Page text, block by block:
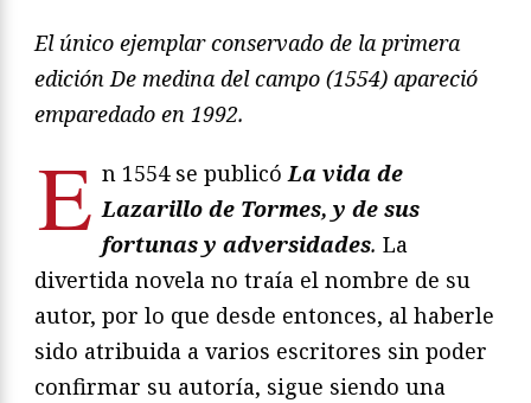
El único ejemplar conservado de la primera
edición De medina del campo (1554) apareció
emparedado en 1992.
E n 1554 se publicóLa vida de
Lazarillo de Tormes, y de sus
fortunas y adversidades. La
divertida novela no traía el nombre de su
autor, por lo que desde entonces, al haberle
sido atribuida a varios escritores sin poder
confirmar su autoría, sigue siendo una